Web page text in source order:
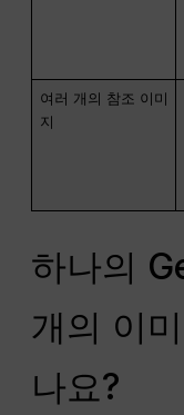
여러 개의 참조 이미
지
하나의
개의 이
나요?